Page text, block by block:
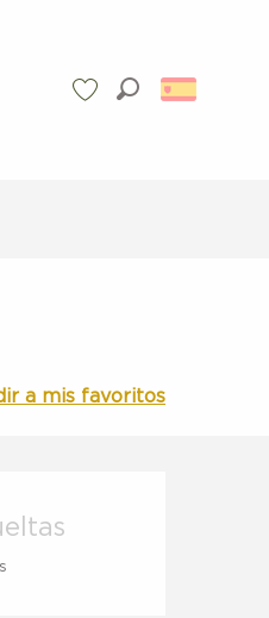
favoris
a mis favoritos
de